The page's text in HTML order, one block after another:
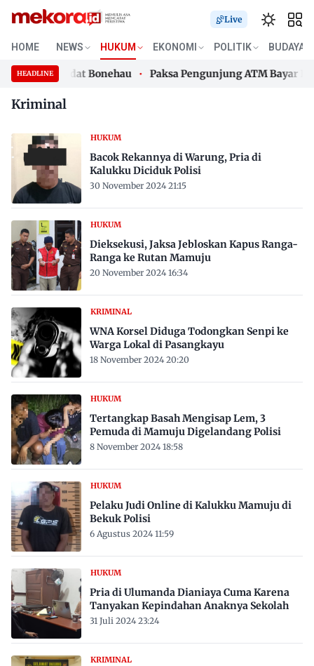
Skip
Live
HOME NEWS HUKUM EKONOMI POLITIK BUDAYA
HEADLINEAdat Bonehau Paksa Pengunjung ATM Bayar
Adat Bonehau
Kriminal
HUKUM
Bacok Rekannya di Warung, Pria di
Kalukku Diciduk Polisi
30 November 2024 21:15
HUKUM
Dieksekusi, Jaksa Jebloskan Kapus Ranga-
Ranga ke Rutan Mamuju
20 November 2024 16:34
KRIMINAL
WNA Korsel Diduga Todongkan Senpi ke
Warga Lokal di Pasangkayu
18 November 2024 20:20
HUKUM
Tertangkap Basah Mengisap Lem, 3
Pemuda di Mamuju Digelandang Polisi
8 November 2024 18:58
HUKUM
Pelaku Judi Online di Kalukku Mamuju di
Bekuk Polisi
6 Agustus 2024 11:59
HUKUM
Pria di Ulumanda Dianiaya Cuma Karena
Tanyakan Kepindahan Anaknya Sekolah
31 Juli 2024 23:24
KRIMINAL